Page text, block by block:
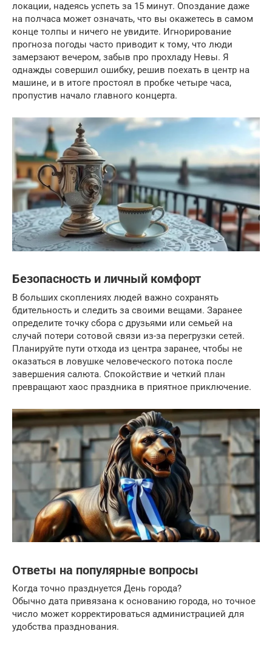
локации, надеясь успеть за 15 минут. Опоздание даже
на полчаса может означать, что вы окажетесь в самом
конце толпы и ничего не увидите. Игнорирование
прогноза погоды часто приводит к тому, что люди
замерзают вечером, забыв про прохладу Невы. Я
однажды совершил ошибку, решив поехать в центр на
машине, и в итоге простоял в пробке четыре часа,
пропустив начало главного концерта.
Безопасность и личный комфорт
В больших скоплениях людей важно сохранять
бдительность и следить за своими вещами. Заранее
определите точку сбора с друзьями или семьей на
случай потери сотовой связи из-за перегрузки сетей.
Планируйте пути отхода из центра заранее, чтобы не
оказаться в ловушке человеческого потока после
завершения салюта. Спокойствие и четкий план
превращают хаос праздника в приятное приключение.
Ответы на популярные вопросы
Когда точно празднуется День города?
Обычно дата привязана к основанию города, но точное
число может корректироваться администрацией для
удобства празднования.